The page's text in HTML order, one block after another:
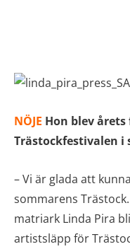
NÖJE Hon blev
Trästockfestivalen i
– Vi är glada att
sommarens
matriark Linda Pira
artistsläpp för